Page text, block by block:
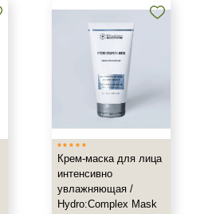
Крем-маска для лица
интенсивно
увлажняющая /
Hydro:Complex Mask